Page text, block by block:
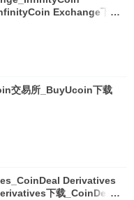
Exchange下载
交易所_BuyUcoin下载
Derivatives
下载_CoinDeal